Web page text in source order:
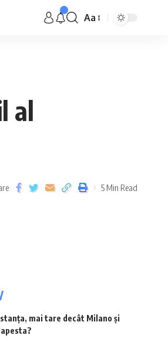
Aa
al
5 Min Read
mai tare decât Milano și